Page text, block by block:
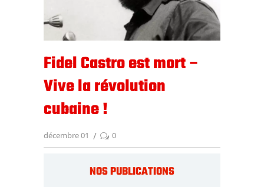
Fidel Castro est mort –
Vive la révolution
cubaine !
décembre 01 0
NOS PUBLICATIONS